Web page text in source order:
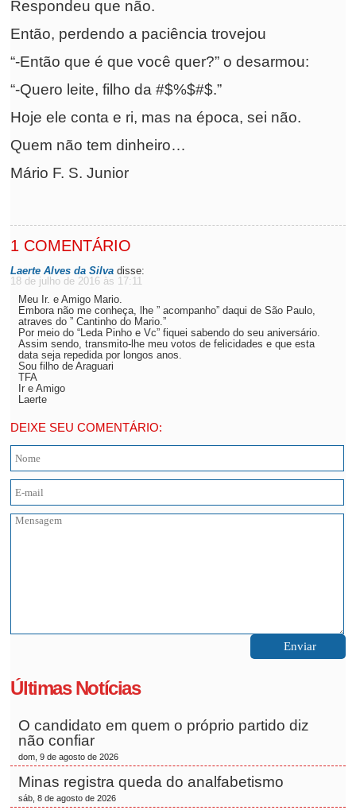
Respondeu que não.
Então, perdendo a paciência trovejou
“-Então que é que você quer?” o desarmou:
“-Quero leite, filho da #$%$#$.”
Hoje ele conta e ri, mas na época, sei não.
Quem não tem dinheiro…
Mário F. S. Junior
1 COMENTÁRIO
Laerte Alves da Silva disse:
18 de julho de 2016 às 17:11
Meu Ir. e Amigo Mario.
Embora não me conheça, lhe ” acompanho” daqui de São Paulo,
atraves do ” Cantinho do Mario.”
Por meio do “Leda Pinho e Vc” fiquei sabendo do seu aniversário.
Assim sendo, transmito-lhe meu votos de felicidades e que esta
data seja repedida por longos anos.
Sou filho de Araguari
TFA
Ir e Amigo
Laerte
DEIXE SEU COMENTÁRIO:
Últimas Notícias
O candidato em quem o próprio partido diz
não confiar
dom, 9 de agosto de 2026
Minas registra queda do analfabetismo
sáb, 8 de agosto de 2026